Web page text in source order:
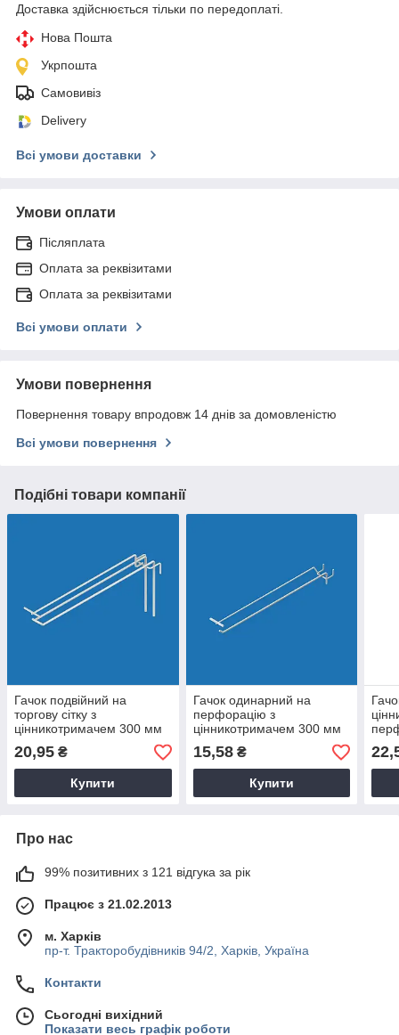
Доставка здійснюється тільки по передоплаті.
Нова Пошта
Укрпошта
Самовивіз
Delivery
Всі умови доставки
Умови оплати
Післяплата
Оплата за реквізитами
Оплата за реквізитами
Всі умови оплати
Умови повернення
Повернення товару впродовж 14 днів за домовленістю
Всі умови повернення
Подібні товари компанії
Гачок подвійний на
торгову сітку з
цінникотримачем 300 мм
D4 мм
20,95 ₴
Купити
Гачок одинарний на
перфорацію з
цінникотримачем 300 мм
D4 мм
15,58₴
Купити
мм
Про нас
99% позитивних з 121 відгука за рік
Працює з 21.02.2013
м. Харків
пр-т. Тракторобудівників 94/2, Харків, Україна
Контакти
Сьогодні вихідний
Показати весь графік роботи